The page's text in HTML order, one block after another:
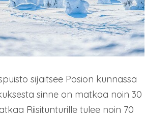
sijaitsee Posion kunnassa
sinne on matkaa noin 30
Riisitunturille tulee noin 70